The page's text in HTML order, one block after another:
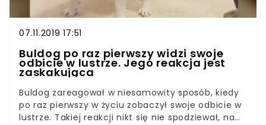
07.11.2019 17:51
Buldog po raz pierwszy widzi swoje
odbicie w lustrze. Jego reakcja jest
zaskakująca
Buldog zareagował w niesamowity sposób, kiedy
po raz pierwszy w życiu zobaczył swoje odbicie w
lustrze. Takiej reakcji nikt się nie spodziewał, na